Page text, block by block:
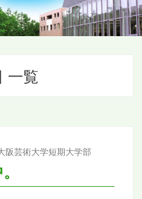
一覧
阪芸術大学短期大学部